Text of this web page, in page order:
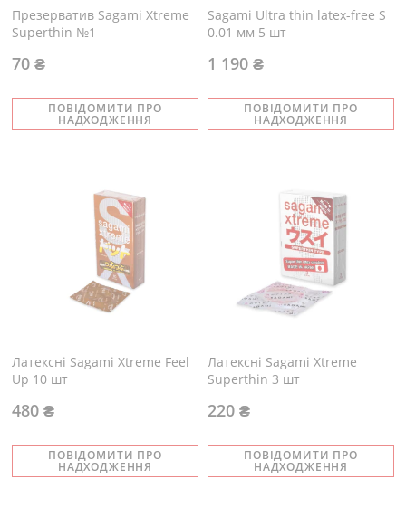
Презерватив Sagami Xtreme
Superthin №1
ПОВІДОМИТИ ПРО
НАДХОДЖЕННЯ
70 ₴
Sagami Ultra thin latex-free S
0.01 мм 5 шт
ПОВІДОМИТИ ПРО
НАДХОДЖЕННЯ
1 190 ₴
Латексні Sagami Xtreme Feel
Up 10 шт
ПОВІДОМИТИ ПРО
НАДХОДЖЕННЯ
480 ₴
Латексні Sagami Xtreme
Superthin 3 шт
ПОВІДОМИТИ ПРО
НАДХОДЖЕННЯ
220 ₴